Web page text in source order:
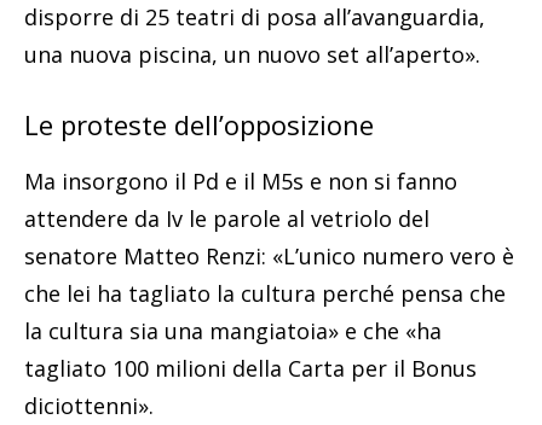
disporre di 25 teatri di posa all’avanguardia,
una nuova piscina, un nuovo set all’aperto».
Le proteste dell’opposizione
Ma insorgono il Pd e il M5s e non si fanno
attendere da Iv le parole al vetriolo del
senatore Matteo Renzi: «L’unico numero vero è
che lei ha tagliato la cultura perché pensa che
la cultura sia una mangiatoia» e che «ha
tagliato 100 milioni della Carta per il Bonus
diciottenni».